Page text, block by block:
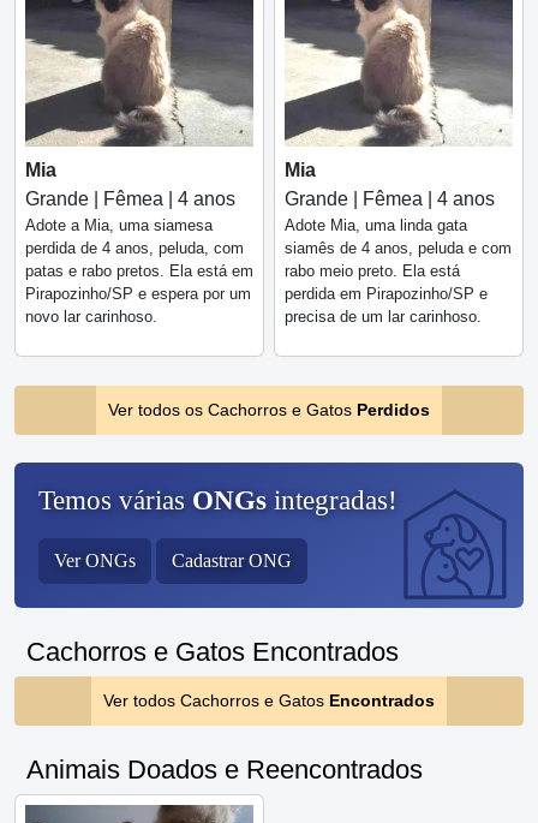
Mia
Grande | Fêmea | 4 anos
Adote a Mia, uma siamesa
perdida de 4 anos, peluda, com
patas e rabo pretos. Ela está em
Pirapozinho/SP e espera por um
novo lar carinhoso.
Mia
Grande | Fêmea | 4 anos
Adote Mia, uma linda gata
siamês de 4 anos, peluda e com
rabo meio preto. Ela está
perdida em Pirapozinho/SP e
precisa de um lar carinhoso.
Ver todos os Cachorros e Gatos Perdidos
Temos várias ONGs integradas!
Ver ONGs Cadastrar ONG
Cachorros e Gatos Encontrados
Ver todos Cachorros e Gatos Encontrados
Animais Doados e Reencontrados